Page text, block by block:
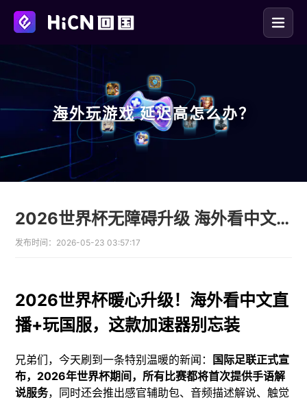
海外玩游戏 延迟高怎么办？
2026世界杯无障碍升级 海外看中文直播用HiCN回国加速器
发布时间： 2026-05-23 03:57:17
2026世界杯暖心升级！海外看中文直
播+玩国服，这款加速器别忘装
兄弟们，今天刷到一条特别温暖的新闻： 国际足联正式宣
布，2026年世界杯期间，所有比赛都将首次提供手语解
说服务，同时还会推出感官辅助包、音频描述解说、触觉